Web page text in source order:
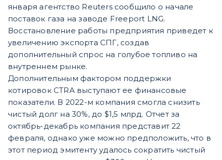
января агентство Reuters сообщило о начале
поставок газа на заводе Freeport LNG.
Восстановление работы предприятия приведет к
увеличению экспорта СПГ, создав
дополнительный спрос на голубое топливо на
внутреннем рынке.
Дополнительным фактором поддержки
котировок CTRA выступают ее финансовые
показатели. В 2022-м компания смогла снизить
чистый долг на 30%, до $1,5 млрд. Отчет за
октябрь-декабрь компания представит 22
февраля, однако уже можно предположить, что в
этот период эмитенту удалось сократить чистый